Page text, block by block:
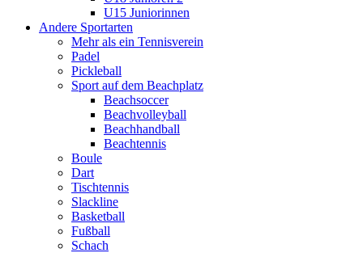
U15 Juniorinnen
Andere Sportarten
Mehr als ein Tennisverein
Padel
Pickleball
Sport auf dem Beachplatz
Beachsoccer
Beachvolleyball
Beachhandball
Beachtennis
Boule
Dart
Tischtennis
Slackline
Basketball
Fußball
Schach